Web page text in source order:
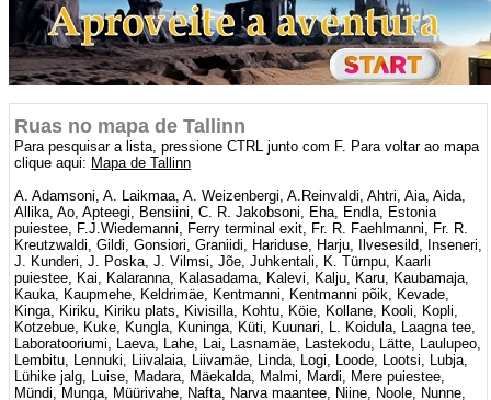
Ruas no mapa de Tallinn
Para pesquisar a lista, pressione CTRL junto com F. Para voltar ao mapa
clique aqui: Mapa de Tallinn
A. Adamsoni, A. Laikmaa, A. Weizenbergi, A.Reinvaldi, Ahtri, Aia, Aida,
Allika, Ao, Apteegi, Bensiini, C. R. Jakobsoni, Eha, Endla, Estonia
puiestee, F.J.Wiedemanni, Ferry terminal exit, Fr. R. Faehlmanni, Fr. R.
Kreutzwaldi, Gildi, Gonsiori, Graniidi, Hariduse, Harju, Ilvesesild, Inseneri,
J. Kunderi, J. Poska, J. Vilmsi, Jõe, Juhkentali, K. Türnpu, Kaarli
puiestee, Kai, Kalaranna, Kalasadama, Kalevi, Kalju, Karu, Kaubamaja,
Kauka, Kaupmehe, Keldrimäe, Kentmanni, Kentmanni põik, Kevade,
Kinga, Kiriku, Kiriku plats, Kivisilla, Kohtu, Köie, Kollane, Kooli, Kopli,
Kotzebue, Kuke, Kungla, Kuninga, Küti, Kuunari, L. Koidula, Laagna tee,
Laboratooriumi, Laeva, Lahe, Lai, Lasnamäe, Lastekodu, Lätte, Laulupeo,
Lembitu, Lennuki, Liivalaia, Liivamäe, Linda, Logi, Loode, Lootsi, Lubja,
Lühike jalg, Luise, Madara, Mäekalda, Malmi, Mardi, Mere puiestee,
Mündi, Munga, Müürivahe, Nafta, Narva maantee, Niine, Noole, Nunne,